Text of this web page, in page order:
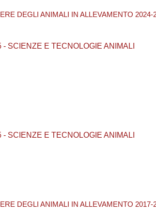
DEGLI ANIMALI IN ALLEVAMENTO 2024-
SCIENZE E TECNOLOGIE ANIMALI
SCIENZE E TECNOLOGIE ANIMALI
DEGLI ANIMALI IN ALLEVAMENTO 2017-